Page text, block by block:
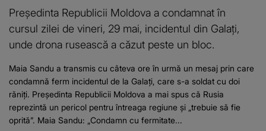
Președinta Republicii Moldova a condamnat în
cursul zilei de vineri, 29 mai, incidentul din Galați,
unde drona rusească a căzut peste un bloc.
Maia Sandu a transmis cu câteva ore în urmă un mesaj prin care
condamnă ferm incidentul de la Galați, care s-a soldat cu doi
răniți. Președinta Republicii Moldova a mai spus că Rusia
reprezintă un pericol pentru întreaga regiune și „trebuie să fie
oprită”. Maia Sandu: „Condamn cu fermitate...